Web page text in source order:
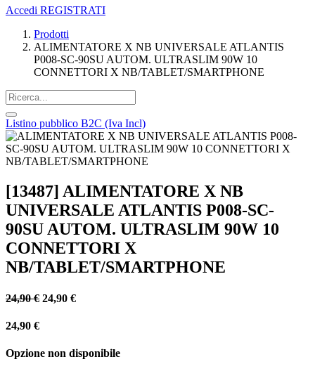
Accedi REGISTRATI
Prodotti
ALIMENTATORE X NB UNIVERSALE ATLANTIS
P008-SC-90SU AUTOM. ULTRASLIM 90W 10
CONNETTORI X NB/TABLET/SMARTPHONE
Listino pubblico B2C (Iva Incl)
[13487] ALIMENTATORE X NB
UNIVERSALE ATLANTIS P008-SC-
90SU AUTOM. ULTRASLIM 90W 10
CONNETTORI X
NB/TABLET/SMARTPHONE
24,90€ 24,90 €
24,90 €
Opzione non disponibile